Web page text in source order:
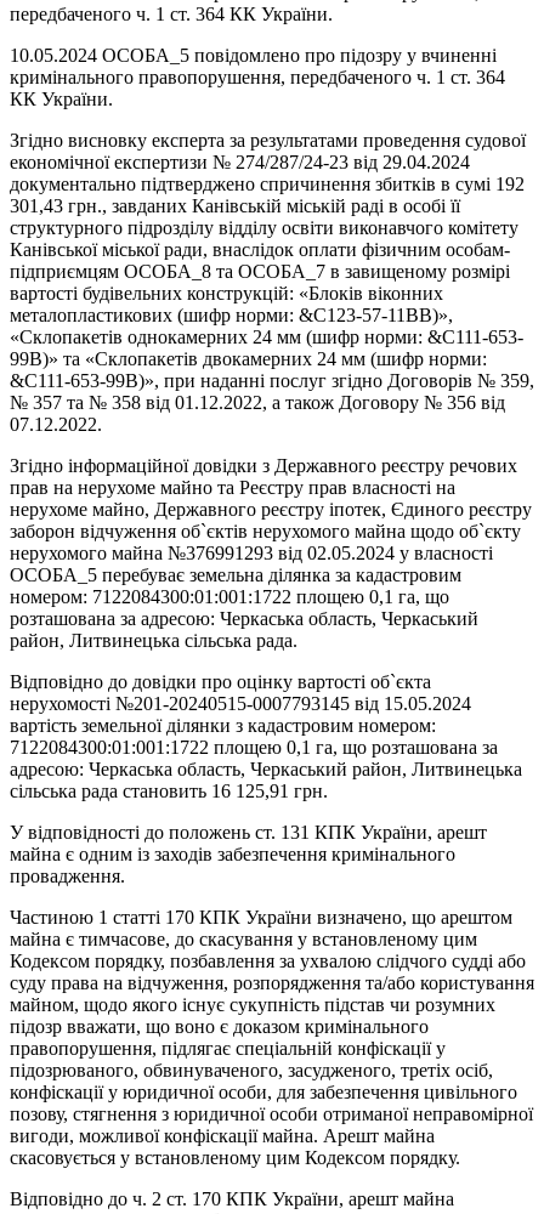
передбаченого ч. 1 ст. 364 КК України.
10.05.2024 ОСОБА_5 повідомлено про підозру у вчиненні
кримінального правопорушення, передбаченого ч. 1 ст. 364
КК України.
Згідно висновку експерта за результатами проведення судової
економічної експертизи № 274/287/24-23 від 29.04.2024
документально підтверджено спричинення збитків в сумі 192
301,43 грн., завданих Канівській міській раді в особі її
структурного підрозділу відділу освіти виконавчого комітету
Канівської міської ради, внаслідок оплати фізичним особам-
підприємцям ОСОБА_8 та ОСОБА_7 в завищеному розмірі
вартості будівельних конструкцій: «Блоків віконних
металопластикових (шифр норми: &С123-57-11ВВ)»,
«Склопакетів однокамерних 24 мм (шифр норми: &С111-653-
99В)» та «Склопакетів двокамерних 24 мм (шифр норми:
&С111-653-99В)», при наданні послуг згідно Договорів № 359,
№ 357 та № 358 від 01.12.2022, а також Договору № 356 від
07.12.2022.
Згідно інформаційної довідки з Державного реєстру речових
прав на нерухоме майно та Реєстру прав власності на
нерухоме майно, Державного реєстру іпотек, Єдиного реєстру
заборон відчуження об`єктів нерухомого майна щодо об`єкту
нерухомого майна №376991293 від 02.05.2024 у власності
ОСОБА_5 перебуває земельна ділянка за кадастровим
номером: 7122084300:01:001:1722 площею 0,1 га, що
розташована за адресою: Черкаська область, Черкаський
район, Литвинецька сільська рада.
Відповідно до довідки про оцінку вартості об`єкта
нерухомості №201-20240515-0007793145 від 15.05.2024
вартість земельної ділянки з кадастровим номером:
7122084300:01:001:1722 площею 0,1 га, що розташована за
адресою: Черкаська область, Черкаський район, Литвинецька
сільська рада становить 16 125,91 грн.
У відповідності до положень ст. 131 КПК України, арешт
майна є одним із заходів забезпечення кримінального
провадження.
Частиною 1 статті 170 КПК України визначено, що арештом
майна є тимчасове, до скасування у встановленому цим
Кодексом порядку, позбавлення за ухвалою слідчого судді або
суду права на відчуження, розпорядження та/або користування
майном, щодо якого існує сукупність підстав чи розумних
підозр вважати, що воно є доказом кримінального
правопорушення, підлягає спеціальній конфіскації у
підозрюваного, обвинуваченого, засудженого, третіх осіб,
конфіскації у юридичної особи, для забезпечення цивільного
позову, стягнення з юридичної особи отриманої неправомірної
вигоди, можливої конфіскації майна. Арешт майна
скасовується у встановленому цим Кодексом порядку.
Відповідно до ч. 2 ст. 170 КПК України, арешт майна